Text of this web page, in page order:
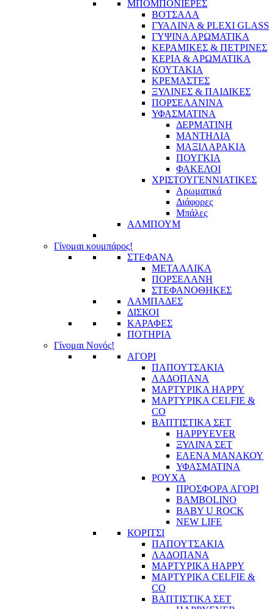
ΜΠΟΜΠΟΝΙΕΡΕΣ
ΒΟΤΣΑΛΑ
ΓΥΑΛΙΝΑ & PLEXI GLASS
ΓΥΨΙΝΑ ΑΡΩΜΑΤΙΚΑ
ΚΕΡΑΜΙΚΕΣ & ΠΕΤΡΙΝΕΣ
ΚΕΡΙΑ & ΑΡΩΜΑΤΙΚΑ
ΚΟΥΤΑΚΙΑ
ΚΡΕΜΑΣΤΕΣ
ΞΥΛΙΝΕΣ & ΠΑΙΔΙΚΕΣ
ΠΟΡΣΕΛΑΝΙΝΑ
ΥΦΑΣΜΑΤΙΝA
ΔΕΡΜΑΤΙΝΗ
ΜΑΝΤΗΛΙΑ
ΜΑΞΙΛΑΡΑΚΙΑ
ΠΟΥΓΚΙΑ
ΦΑΚΕΛΟΙ
ΧΡΙΣΤΟΥΓΕΝΝΙΑΤΙΚΕΣ
Αρωματικά
Διάφορες
Μπάλες
ΑΛΜΠΟΥΜ
Γίνομαι κουμπάρος!
ΣΤΕΦΑΝΑ
ΜΕΤΑΛΛΙΚΑ
ΠΟΡΣΕΛΑΝΗ
ΣΤΕΦΑΝΟΘΗΚΕΣ
ΛΑΜΠΑΔΕΣ
ΔΙΣΚΟΙ
ΚΑΡΑΦΕΣ
ΠΟΤΗΡΙΑ
Γίνομαι Νονός!
ΑΓΟΡΙ
ΠΑΠΟΥΤΣΑΚΙΑ
ΛΑΔΟΠΑΝΑ
ΜΑΡΤΥΡΙΚΑ HAPPY
ΜΑΡΤΥΡΙΚΑ CELFIE &
CO
ΒΑΠΤΙΣΤΙΚΑ ΣΕΤ
HAPPYEVER
ΞΥΛΙΝΑ ΣΕΤ
ΕΛΕΝΑ ΜΑΝΑΚΟΥ
ΥΦΑΣΜΑΤΙΝΑ
ΡΟΥΧΑ
ΠΡΟΣΦΟΡΑ ΑΓΟΡΙ
BAMBOLINO
BABY U ROCK
NEW LIFE
ΚΟΡΙΤΣΙ
ΠΑΠΟΥΤΣΑΚΙΑ
ΛΑΔΟΠΑΝΑ
ΜΑΡΤΥΡΙΚΑ HAPPY
ΜΑΡΤΥΡΙΚΑ CELFIE &
CO
ΒΑΠΤΙΣΤΙΚΑ ΣΕΤ